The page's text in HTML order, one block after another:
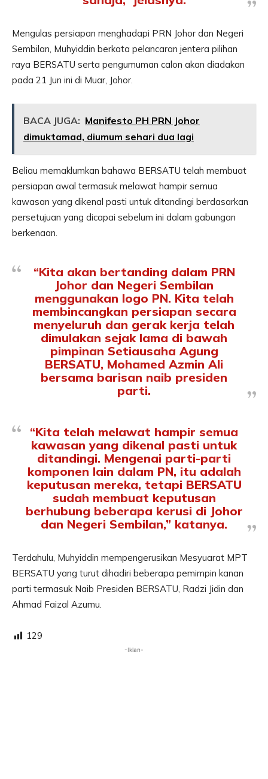
Mengulas persiapan menghadapi PRN Johor dan Negeri
Sembilan, Muhyiddin berkata pelancaran jentera pilihan
raya BERSATU serta pengumuman calon akan diadakan
pada 21 Jun ini di Muar, Johor.
BACA JUGA: Manifesto PH PRN Johor
dimuktamad, diumum sehari dua lagi
Beliau memaklumkan bahawa BERSATU telah membuat
persiapan awal termasuk melawat hampir semua
kawasan yang dikenal pasti untuk ditandingi berdasarkan
persetujuan yang dicapai sebelum ini dalam gabungan
berkenaan.
“Kita akan bertanding dalam PRN
Johor dan Negeri Sembilan
menggunakan logo PN. Kita telah
membincangkan persiapan secara
menyeluruh dan gerak kerja telah
dimulakan sejak lama di bawah
pimpinan Setiausaha Agung
BERSATU, Mohamed Azmin Ali
bersama barisan naib presiden
parti.
“Kita telah melawat hampir semua
kawasan yang dikenal pasti untuk
ditandingi. Mengenai parti-parti
komponen lain dalam PN, itu adalah
keputusan mereka, tetapi BERSATU
sudah membuat keputusan
berhubung beberapa kerusi di Johor
dan Negeri Sembilan,” katanya.
Terdahulu, Muhyiddin mempengerusikan Mesyuarat MPT
BERSATU yang turut dihadiri beberapa pemimpin kanan
parti termasuk Naib Presiden BERSATU, Radzi Jidin dan
Ahmad Faizal Azumu.
129
-Iklan-